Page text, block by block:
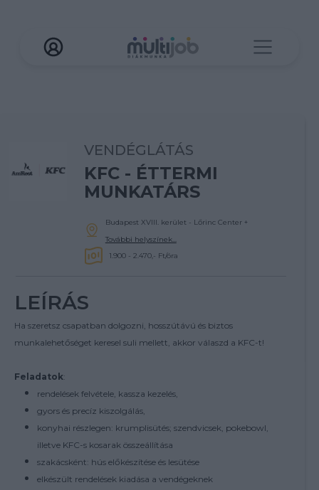
VENDÉGLÁTÁS
KFC - ÉTTERMI
MUNKATÁRS
Budapest XVIII. kerület - Lőrinc Center +
További helyszínek...
1.900 - 2.470,- Ft/óra
LEÍRÁS
Ha szeretsz csapatban dolgozni, hosszútávú és biztos
munkalehetőséget keresel suli mellett, akkor válaszd a KFC-t!
Feladatok:
rendelések felvétele, kassza kezelés,
gyors és precíz kiszolgálás,
konyhai részlegen: krumplisütés; szendvicsek, pokebowl,
illetve KFC-s kosarak összeállítása
szakácsként: hús előkészítése és lesütése
elkészült rendelések kiadása a vendégeknek